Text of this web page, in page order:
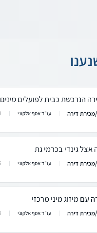
הנרכשת כבית לפועלים סינים
מכירת דירה עו"ד אסף אלקוני
אצל גינדי בכרמי גת
מכירת דירה עו"ד אסף אלקוני
עם מיזוג מיני מרכזי
מכירת דירה עו"ד אסף אלקוני